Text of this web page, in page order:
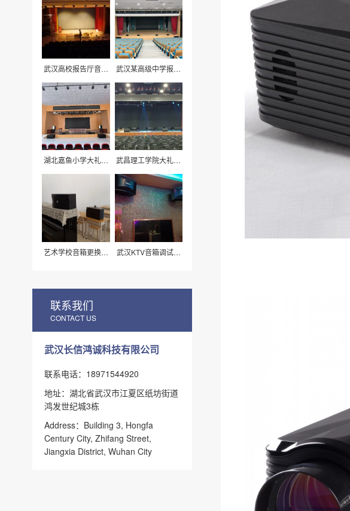
武汉高校报告厅音响
武汉某高级中学报告
湖北嘉鱼小学大礼堂
武昌理工学院大礼堂
艺术学校音箱更换安
武汉KTV音箱调试工
联系我们
CONTACT US
武汉长信鸿诚科技有限公司
联系电话：18971544920
地址：湖北省武汉市江夏区纸坊街道
鸿发世纪城3栋
Address：Building 3, Hongfa
Century City, Zhifang Street,
Jiangxia District, Wuhan City